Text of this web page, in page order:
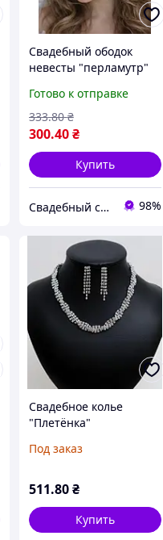
Свадебный ободок
невесты "перламутр"
Готово к отправке
300.40 ₴
333.80 ₴
Купить
Свадебный салон "ПРИНЦЕССА" 98%
Свадебное колье
"Плетёнка"
Под заказ
511.80 ₴
Купить